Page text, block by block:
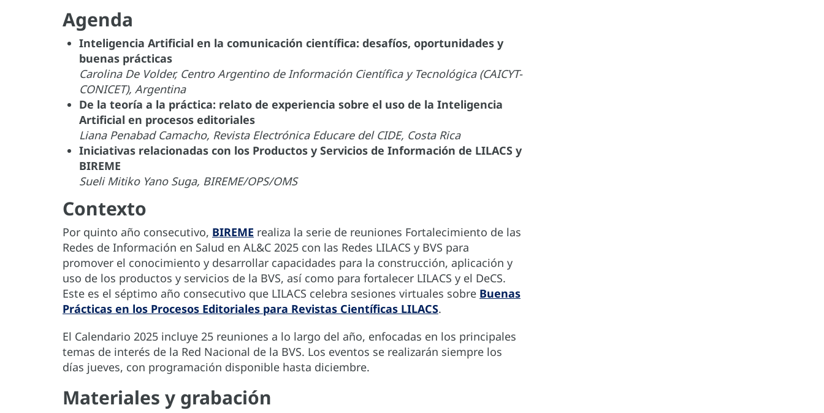
Agenda
Inteligencia Artificial en la comunicación científica: desafíos, oportunidades y
buenas prácticas
Carolina De Volder, Centro Argentino de Información Científica y Tecnológica (CAICYT-
CONICET), Argentina
De la teoría a la práctica: relato de experiencia sobre el uso de la Inteligencia
Artificial en procesos editoriales
Liana Penabad Camacho, Revista Electrónica Educare del CIDE, Costa Rica
Iniciativas relacionadas con los Productos y Servicios de Información de LILACS y
BIREME
Sueli Mitiko Yano Suga, BIREME/OPS/OMS
Contexto
Por quinto año consecutivo, BIREME realiza la serie de reuniones Fortalecimiento de las
Redes de Información en Salud en AL&C 2025 con las Redes LILACS y BVS para
promover el conocimiento y desarrollar capacidades para la construcción, aplicación y
uso de los productos y servicios de la BVS, así como para fortalecer LILACS y el DeCS.
Este es el séptimo año consecutivo que LILACS celebra sesiones virtuales sobre Buenas
Prácticas en los Procesos Editoriales para Revistas Científicas LILACS.
El Calendario 2025 incluye 25 reuniones a lo largo del año, enfocadas en los principales
temas de interés de la Red Nacional de la BVS. Los eventos se realizarán siempre los
días jueves, con programación disponible hasta diciembre.
Materiales y grabación